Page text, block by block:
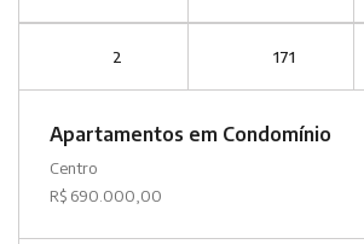
2 171
Apartamentos em Condomínio
Centro
R$ 690.000,00